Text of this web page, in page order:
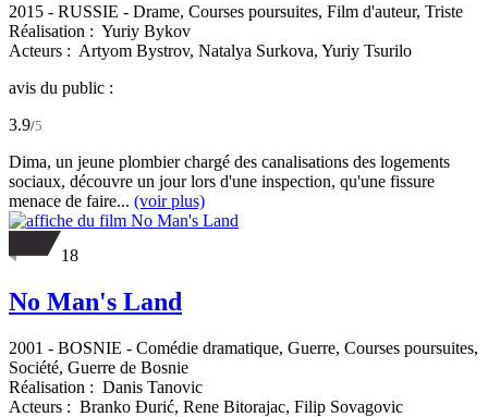
2015 - RUSSIE - Drame, Courses poursuites, Film d'auteur, Triste
Réalisation : Yuriy Bykov
Acteurs : Artyom Bystrov, Natalya Surkova, Yuriy Tsurilo
avis du public :
3.9/5
Dima, un jeune plombier chargé des canalisations des logements
sociaux, découvre un jour lors d'une inspection, qu'une fissure
menace de faire... (voir plus)
18
No Man's Land
2001 - BOSNIE - Comédie dramatique, Guerre, Courses poursuites,
Société, Guerre de Bosnie
Réalisation : Danis Tanovic
Acteurs : Branko Đurić, Rene Bitorajac, Filip Sovagovic